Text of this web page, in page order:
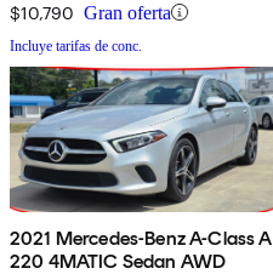
$10,790 Gran oferta
Incluye tarifas de conc.
2021 Mercedes-Benz A-Class A
220 4MATIC Sedan AWD